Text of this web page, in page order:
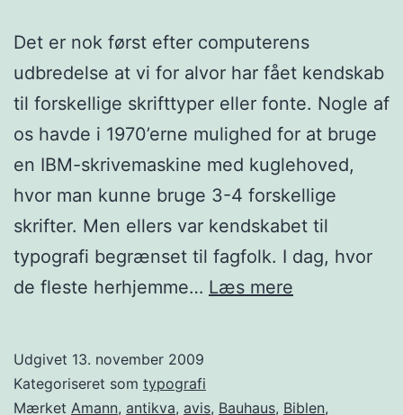
Det er nok først efter computerens
udbredelse at vi for alvor har fået kendskab
til forskellige skrifttyper eller fonte. Nogle af
os havde i 1970’erne mulighed for at bruge
en IBM-skrivemaskine med kuglehoved,
hvor man kunne bruge 3-4 forskellige
skrifter. Men ellers var kendskabet til
typografi begrænset til fagfolk. I dag, hvor
de fleste herhjemme… Læs mere
Udgivet 13. november 2009
Kategoriseret som typografi
Mærket Amann, antikva, avis, Bauhaus, Biblen,